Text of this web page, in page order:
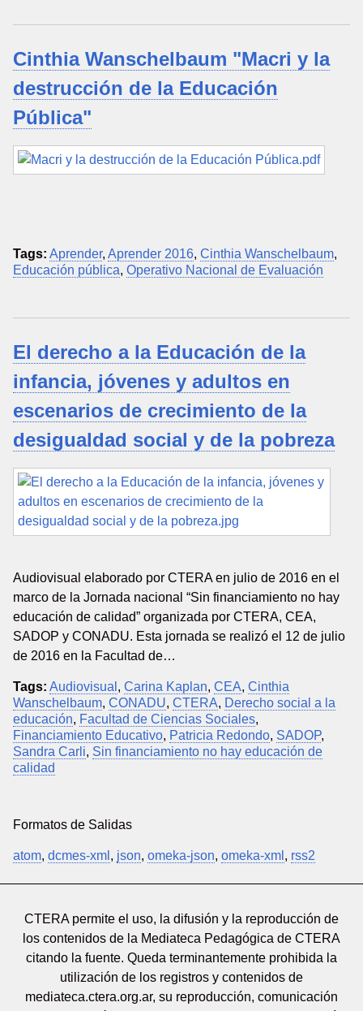
Cinthia Wanschelbaum "Macri y la
destrucción de la Educación
Pública"
Tags: Aprender, Aprender 2016, Cinthia Wanschelbaum,
Educación pública, Operativo Nacional de Evaluación
El derecho a la Educación de la
infancia, jóvenes y adultos en
escenarios de crecimiento de la
desigualdad social y de la pobreza
Audiovisual elaborado por CTERA en julio de 2016 en el
marco de la Jornada nacional “Sin financiamiento no hay
educación de calidad” organizada por CTERA, CEA,
SADOP y CONADU. Esta jornada se realizó el 12 de julio
de 2016 en la Facultad de…
Tags: Audiovisual , Carina Kaplan, CEA, Cinthia
Wanschelbaum, CONADU, CTERA, Derecho social a la
educación, Facultad de Ciencias Sociales,
Financiamiento Educativo, Patricia Redondo, SADOP,
Sandra Carli, Sin financiamiento no hay educación de
calidad
Formatos de Salidas
atom, dcmes-xml , json, omeka-json, omeka-xml , rss2
CTERA permite el uso, la difusión y la reproducción de
los contenidos de la Mediateca Pedagógica de CTERA
citando la fuente. Queda terminantemente prohibida la
utilización de los registros y contenidos de
mediateca.ctera.org.ar, su reproducción, comunicación